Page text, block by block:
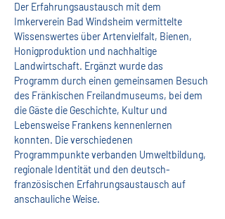
Der Erfahrungsaustausch mit dem
Imkerverein Bad Windsheim vermittelte
Wissenswertes über Artenvielfalt, Bienen,
Honigproduktion und nachhaltige
Landwirtschaft. Ergänzt wurde das
Programm durch einen gemeinsamen Besuch
des Fränkischen Freilandmuseums, bei dem
die Gäste die Geschichte, Kultur und
Lebensweise Frankens kennenlernen
konnten. Die verschiedenen
Programmpunkte verbanden Umweltbildung,
regionale Identität und den deutsch-
französischen Erfahrungsaustausch auf
anschauliche Weise.